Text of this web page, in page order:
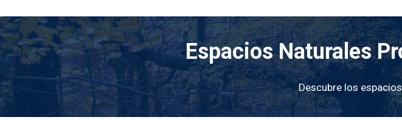
Espacios Naturales
Descubre los